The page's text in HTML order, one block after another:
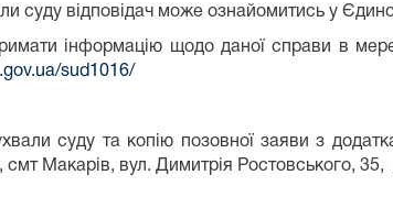
суду відповідач може ознайомитись у
інформацію щодо даної справи в
sud1016/
суду та копію позовної заяви з
смт Макарів, вул. Димитрія Ростовського,